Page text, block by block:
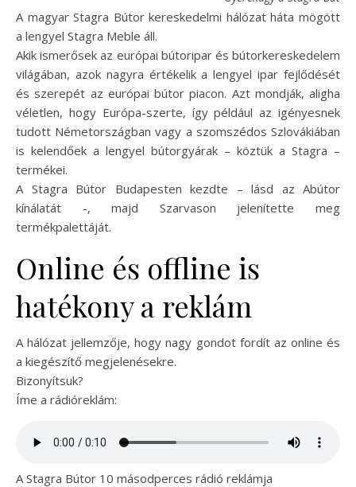
A magyar Stagra Bútor kereskedelmi hálózat háta mögött
a lengyel Stagra Meble áll.
Akik ismerősek az európai bútoripar és bútorkereskedelem
világában, azok nagyra értékelik a lengyel ipar fejlődését
és szerepét az európai bútor piacon. Azt mondják, aligha
véletlen, hogy Európa-szerte, így például az igényesnek
tudott Németországban vagy a szomszédos Szlovákiában
is kelendőek a lengyel bútorgyárak – köztük a Stagra –
termékei.
A Stagra Bútor Budapesten kezdte – lásd az Abútor
kínálatát -, majd Szarvason jelenítette meg
termékpalettáját.
Online és offline is
hatékony a reklám
A hálózat jellemzője, hogy nagy gondot fordít az online és
a kiegészítő megjelenésekre.
Bizonyítsuk?
Íme a rádióreklám:
A Stagra Bútor 10 másodperces rádió reklámja